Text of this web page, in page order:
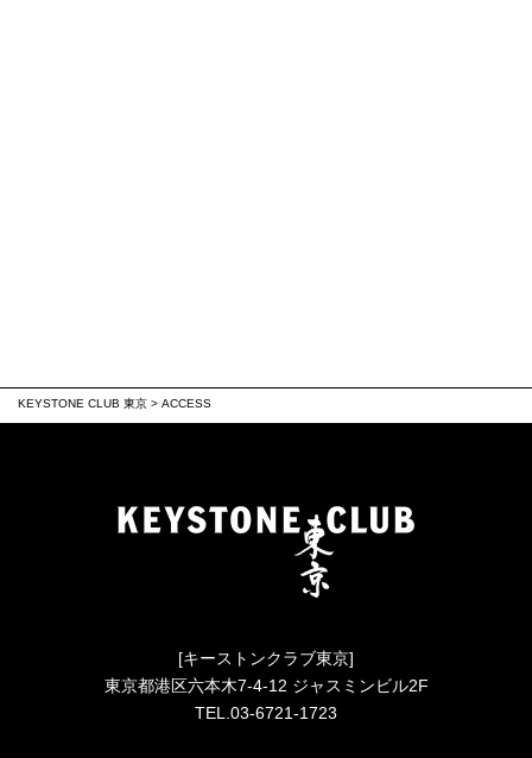
KEYSTONE CLUB 東京 > ACCESS
[キーストンクラブ東京]
東京都港区六本木7-4-12 ジャスミンビル2F
TEL.03-6721-1723